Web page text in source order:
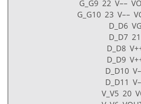
G_G9 22 V––
G_G10 23 V––
D_D6
D_D7
D_D8
D_D9
D_D10
D_D11
V_V5 20